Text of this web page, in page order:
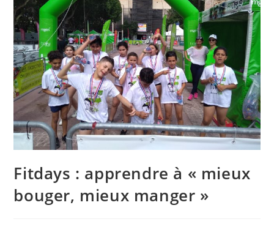
Fitdays : apprendre à « mieux
bouger, mieux manger »